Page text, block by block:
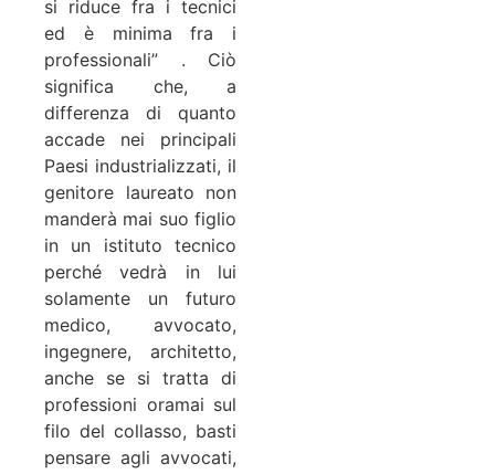
si riduce fra i tecnici
ed è minima fra i
professionali” . Ciò
significa che, a
differenza di quanto
accade nei principali
Paesi industrializzati, il
genitore laureato non
manderà mai suo figlio
in un istituto tecnico
perché vedrà in lui
solamente un futuro
medico, avvocato,
ingegnere, architetto,
anche se si tratta di
professioni oramai sul
filo del collasso, basti
pensare agli avvocati,